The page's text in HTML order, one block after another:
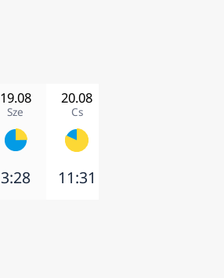
19.08
Sze
3:28
20.08
Cs
11:31